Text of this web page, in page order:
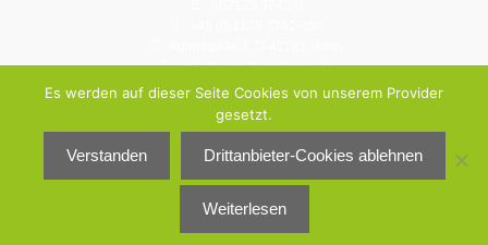
schulbuero@gymhaan.de
Instagram: gymnasium.haan
© Städtisches Gymnasium Haan 2026
Impressum
Es werden auf dieser Seite Cookies von unserem Provider
gesetzt.
Verstanden Drittanbieter-Cookies ablehnen
Weiterlesen